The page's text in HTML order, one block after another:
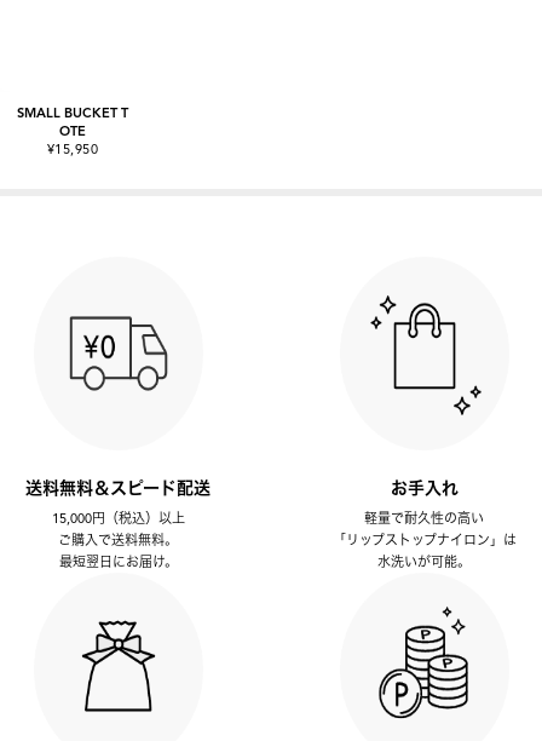
SMALL BUCKET T
OTE
¥15,950
送料無料＆スピード配送
15,000円（税込）以上
ご購入で送料無料。
最短翌日にお届け。
お手入れ
軽量で耐久性の高い
「リップストップナイロン」は
水洗いが可能。